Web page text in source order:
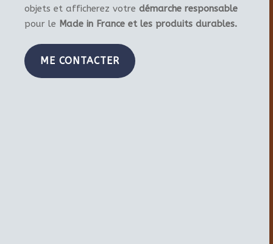
objets et afficherez votre démarche responsable
pour le Made in France et les produits durables.
ME CONTACTER